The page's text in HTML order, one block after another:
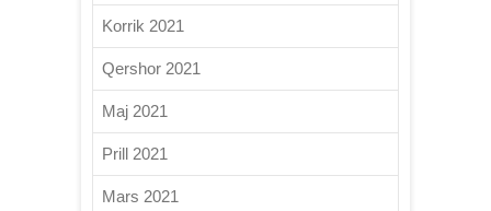
Korrik 2021
Qershor 2021
Maj 2021
Prill 2021
Mars 2021